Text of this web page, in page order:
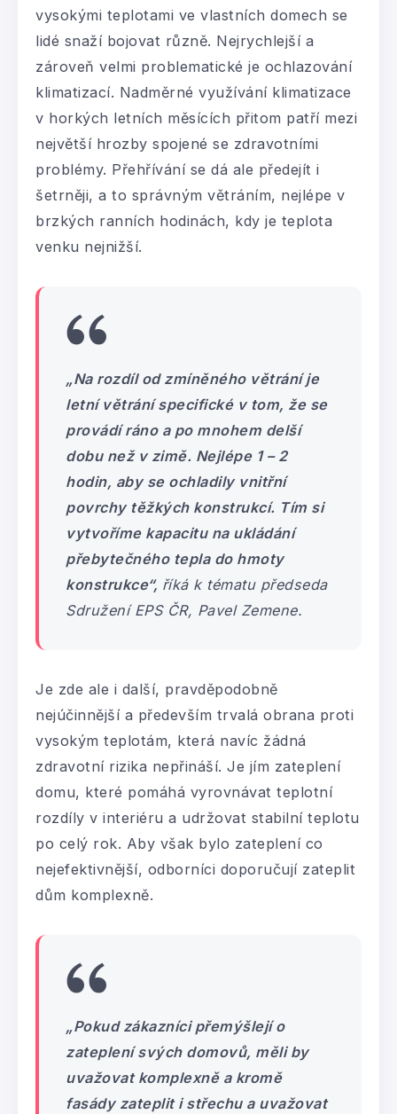
vysokými teplotami ve vlastních domech se
lidé snaží bojovat různě. Nejrychlejší a
zároveň velmi problematické je ochlazování
klimatizací. Nadměrné využívání klimatizace
v horkých letních měsících přitom patří mezi
největší hrozby spojené se zdravotními
problémy. Přehřívání se dá ale předejít i
šetrněji, a to správným větráním, nejlépe v
brzkých ranních hodinách, kdy je teplota
venku nejnižší.
„Na rozdíl od zmíněného větrání je
letní větrání specifické v tom, že se
provádí ráno a po mnohem delší
dobu než v zimě. Nejlépe 1 – 2
hodin, aby se ochladily vnitřní
povrchy těžkých konstrukcí. Tím si
vytvoříme kapacitu na ukládání
přebytečného tepla do hmoty
konstrukce“, říká k tématu předseda
Sdružení EPS ČR, Pavel Zemene.
Je zde ale i další, pravděpodobně
nejúčinnější a především trvalá obrana proti
vysokým teplotám, která navíc žádná
zdravotní rizika nepřináší. Je jím zateplení
domu, které pomáhá vyrovnávat teplotní
rozdíly v interiéru a udržovat stabilní teplotu
po celý rok. Aby však bylo zateplení co
nejefektivnější, odborníci doporučují zateplit
dům komplexně.
„Pokud zákazníci přemýšlejí o
zateplení svých domovů, měli by
uvažovat komplexně a kromě
fasády zateplit i střechu a uvažovat